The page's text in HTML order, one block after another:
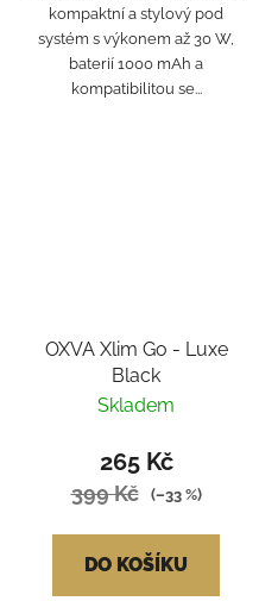
kompaktní a stylový pod
systém s výkonem až 30 W,
baterií 1000 mAh a
kompatibilitou se...
OXVA Xlim Go - Luxe
Black
Skladem
265 Kč
399 Kč (–33 %)
DO KOŠÍKU